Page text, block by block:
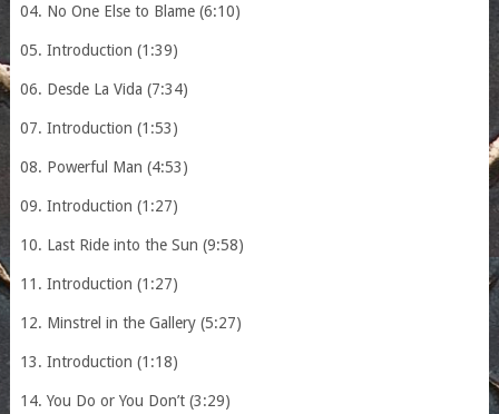
04. No One Else to Blame (6:10)
05. Introduction (1:39)
06. Desde La Vida (7:34)
07. Introduction (1:53)
08. Powerful Man (4:53)
09. Introduction (1:27)
10. Last Ride into the Sun (9:58)
11. Introduction (1:27)
12. Minstrel in the Gallery (5:27)
13. Introduction (1:18)
14. You Do or You Don’t (3:29)